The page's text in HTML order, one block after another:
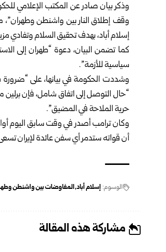
وذكر بيان صادر عن المكتب الإعلامي
وقف إطلاق النار بين واشنطن
إسلام أباد، بهدف تحقيق السلام وتفادي
كما تضمن البيان، دعوة “طهران إلى
سياسية للأزمة”.
وشددت الحكومة في بيانها، على
“حال التوصل إلى اتفاق شامل، فإن برلين
حرية الملاحة في المضيق”.
وكان ترامب أصدر في وقت سابق اليوم
أن قواته ستدمر أي سفن عائدة لإيران
الوسوم: إسلام أباد المفاوضات بين واشنطن
مشاركة هذه المقالة